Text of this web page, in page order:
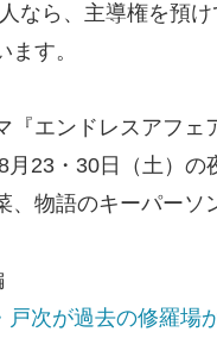
なら、主導権を預
す。
エンドレスアフェ
月23・30日（土）
、物語のキーパーソ
戸次が過去の修羅場